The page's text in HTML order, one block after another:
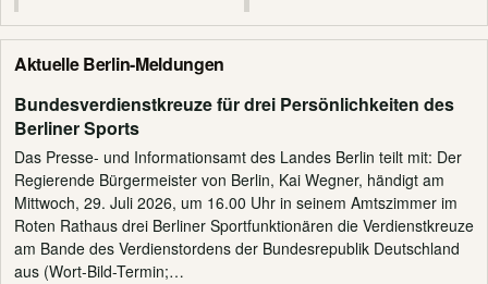
Aktuelle Berlin-Meldungen
Bundesverdienstkreuze für drei Persönlichkeiten des
Berliner Sports
Das Presse- und Informationsamt des Landes Berlin teilt mit: Der
Regierende Bürgermeister von Berlin, Kai Wegner, händigt am
Mittwoch, 29. Juli 2026, um 16.00 Uhr in seinem Amtszimmer im
Roten Rathaus drei Berliner Sportfunktionären die Verdienstkreuze
am Bande des Verdienstordens der Bundesrepublik Deutschland
aus (Wort-Bild-Termin;…